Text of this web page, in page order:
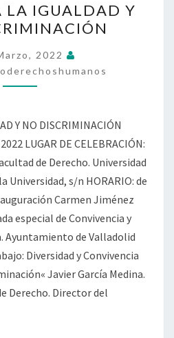
A
LA
IGUALDAD
Y
NO
LA IGUALDAD Y
2022
Y NO DISCRIMINACIÓN
LUGAR DE CELEBRACIÓN:
de Derecho. Universidad
Universidad, s/n HORARIO: de
Carmen Jiménez
especial de Convivencia y
Ayuntamiento de Valladolid
Diversidad y Convivencia
Javier García Medina.
Derecho. Director del